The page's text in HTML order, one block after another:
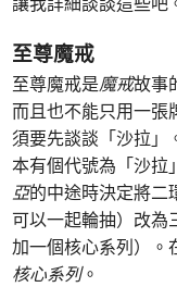
至尊魔戒
至尊魔戒是魔戒故事
而且也不能只用一張
須要先談談「沙拉」
本有個代號為「沙拉
亞的中途時決定將二
可以一起輪抽）改為
加一個核心系列）。
核心系列。